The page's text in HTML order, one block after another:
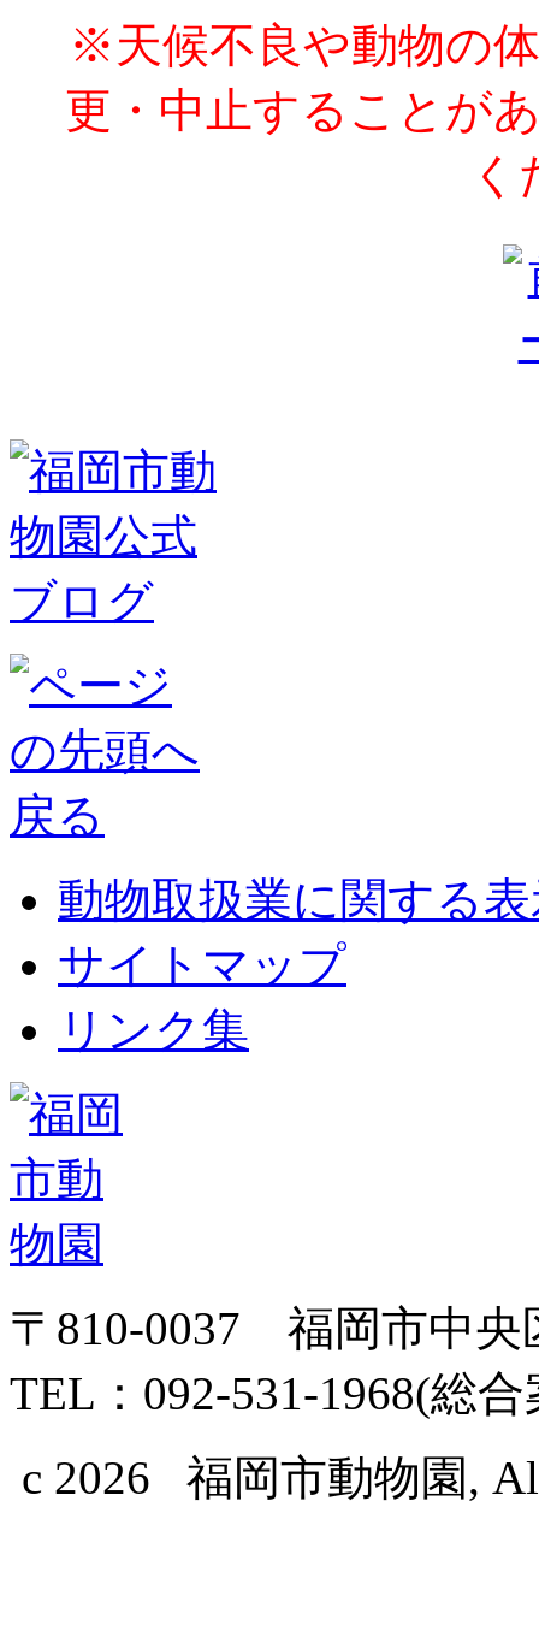
※天候不良や動物の
更・中止することが
く
動物取扱業に関する
サイトマップ
リンク集
〒810-0037 福岡市中央
TEL：092-531-1968(総
c 2026 福岡市動物園,